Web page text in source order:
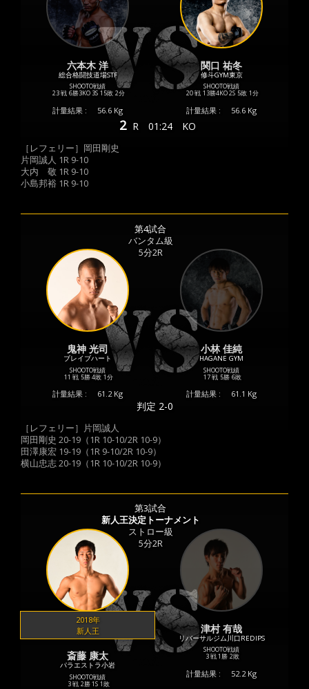
六本木 洋
総合格闘技道場STF
SHOOTO戦績
23 戦 6勝3KO 3S 15敗 2分
計量結果 : 56.6 Kg
関口 祐冬
修斗GYM東京
SHOOTO戦績
20 戦 13勝4KO 2S 5敗 1分
計量結果 : 56.6 Kg
2 R 01:24 KO
［レフェリー］岡田剛史
片岡誠人 1R 9-10
大内 敬 1R 9-10
小島邦裕 1R 9-10
第4試合
バンタム級
5分2R
鬼神 光司
ブレイブハート
SHOOTO戦績
11 戦 5勝 4敗 1分
計量結果 : 61.2 Kg
小林 佳純
HAGANE GYM
SHOOTO戦績
17 戦 5勝 6敗
計量結果 : 61.1 Kg
判定 2-0
［レフェリー］片岡誠人
岡田剛史 20-19（1R 10-10/2R 10-9）
田澤康宏 19-19（1R 9-10/2R 10-9）
横山忠志 20-19（1R 10-10/2R 10-9）
第3試合
新人王決定トーナメント
ストロー級
5分2R
2018年
新人王
斎藤 康太
パラエストラ小岩
SHOOTO戦績
3 戦 2勝 1S 1敗
津村 有哉
リバーサルジム川口REDIPS
SHOOTO戦績
3 戦 1勝 2敗
計量結果 : 52.2 Kg